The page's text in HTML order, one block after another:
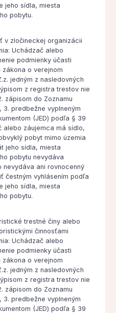
jeho sídla, miesta
pobytu.
v zločineckej organizácii
Uchádzač alebo
podmienky účasti
zákona o verejnom
jedným z nasledovných
z registra trestov nie
zápisom do Zoznamu
predbežne vyplneným
(JED) podľa § 39
alebo záujemca má sídlo,
pobyt mimo územia
jeho sídla, miesta
pobytu nevydáva
ani rovnocenný
čestným vyhlásením podľa
jeho sídla, miesta
pobytu.
trestné činy alebo
činnosťami
Uchádzač alebo
podmienky účasti
zákona o verejnom
jedným z nasledovných
z registra trestov nie
zápisom do Zoznamu
predbežne vyplneným
(JED) podľa § 39